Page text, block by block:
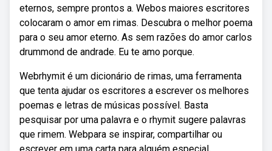
eternos, sempre prontos a. Webos maiores escritores
colocaram o amor em rimas. Descubra o melhor poema
para o seu amor eterno. As sem razões do amor carlos
drummond de andrade. Eu te amo porque.
Webrhymit é um dicionário de rimas, uma ferramenta
que tenta ajudar os escritores a escrever os melhores
poemas e letras de músicas possível. Basta
pesquisar por uma palavra e o rhymit sugere palavras
que rimem. Webpara se inspirar, compartilhar ou